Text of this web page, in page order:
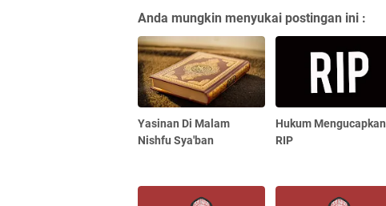
Anda mungkin menyukai postingan ini :
Yasinan Di Malam
Nishfu Sya'ban
Hukum Mengucapkan
RIP